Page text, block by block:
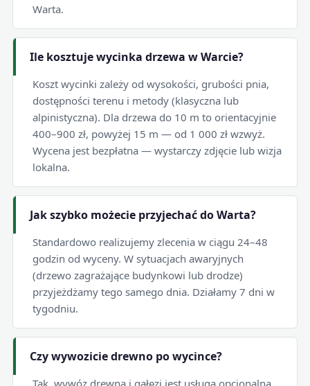
Warta.
Ile kosztuje wycinka drzewa w Warcie?
Koszt wycinki zależy od wysokości, grubości pnia,
dostępności terenu i metody (klasyczna lub
alpinistyczna). Dla drzewa do 10 m to orientacyjnie
400–900 zł, powyżej 15 m — od 1 000 zł wzwyż.
Wycena jest bezpłatna — wystarczy zdjęcie lub wizja
lokalna.
Jak szybko możecie przyjechać do Warta?
Standardowo realizujemy zlecenia w ciągu 24–48
godzin od wyceny. W sytuacjach awaryjnych
(drzewo zagrażające budynkowi lub drodze)
przyjeżdżamy tego samego dnia. Działamy 7 dni w
tygodniu.
Czy wywozicie drewno po wycince?
Tak, wywóz drewna i gałęzi jest usługą opcjonalną.